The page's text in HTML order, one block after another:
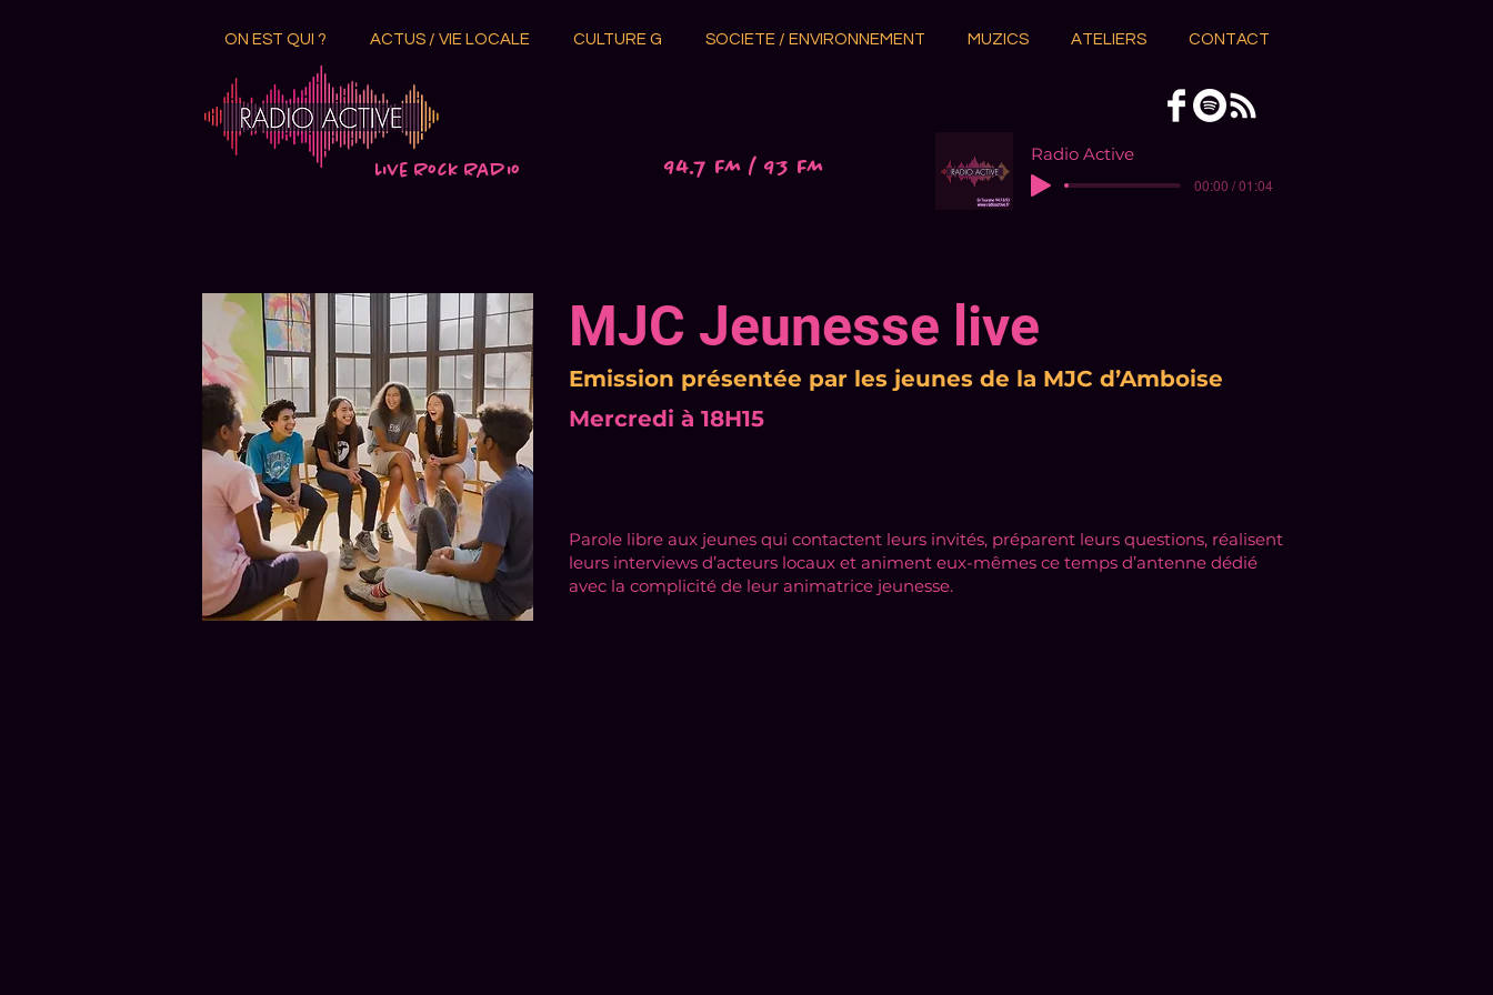
ON EST QUI ? ACTUS / VIE LOCALE CULTURE G SOCIETE / ENVIRONNEMENT MUZICS ATELIERS CONTACT
Live Rock Radio 94.7 FM / 93 FM
Radio Active
00:00 / 01:04
MJC Jeunesse live
Emission présentée par les jeunes de la MJC d’Amboise
​Mercredi à 18H15
Parole libre aux jeunes qui contactent leurs invités, préparent leurs questions, réalisent
leurs interviews d’acteurs locaux et animent eux-mêmes ce temps d’antenne dédié
avec la complicité de leur animatrice jeunesse.